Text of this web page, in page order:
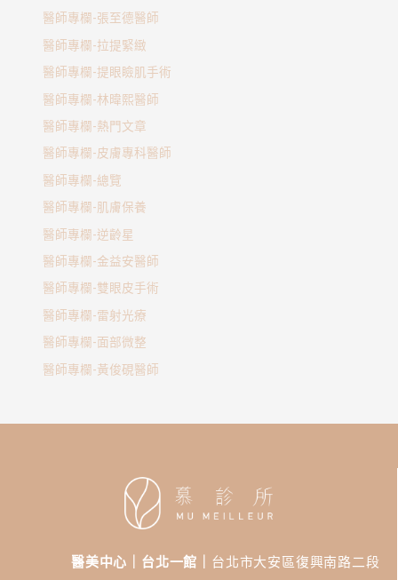
醫師專欄-張至德醫師
醫師專欄-拉提緊緻
醫師專欄-提眼瞼肌手術
醫師專欄-林暐熙醫師
醫師專欄-熱門文章
醫師專欄-皮膚專科醫師
醫師專欄-總覽
醫師專欄-肌膚保養
醫師專欄-逆齡星
醫師專欄-金益安醫師
醫師專欄-雙眼皮手術
醫師專欄-雷射光療
醫師專欄-面部微整
醫師專欄-黃俊硯醫師
醫美中心｜台北一館｜ 台北市大安區復興南路二段